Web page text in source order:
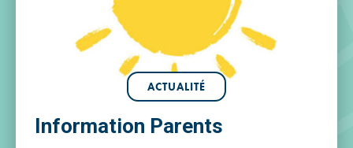
ACTUALITÉ
Information Parents